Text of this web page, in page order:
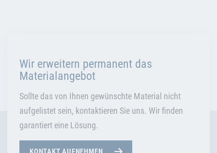
Wir erweitern permanent das
Materialangebot
Sollte das von Ihnen gewünschte Material nicht
aufgelistet sein, kontaktieren Sie uns. Wir finden
garantiert eine Lösung.